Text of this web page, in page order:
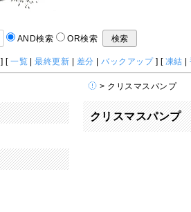
AND検索 OR検索
] [一覧 |最終更新 差分 |バックアップ] [ 凍結
> クリスマスパンプ
クリスマスパンプ